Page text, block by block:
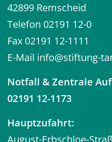
42899 Remscheid
Telefon 02191 12-0
Fax 02191 12-1111
E-Mail info@stiftung-
Notfall & Zentrale
02191 12-1173
Hauptzufahrt:
August-Erbschloe-